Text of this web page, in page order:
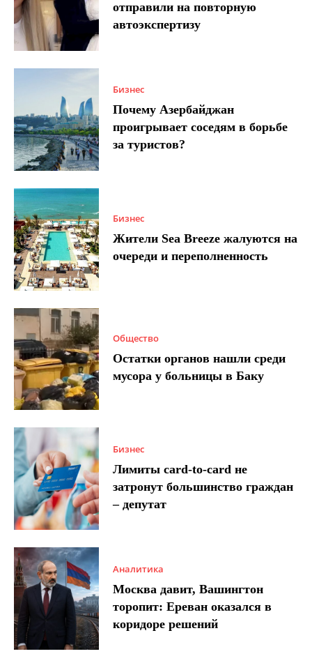
отправили на повторную
автоэкспертизу
Бизнес
Почему Азербайджан
проигрывает соседям в борьбе
за туристов?
Бизнес
Жители Sea Breeze жалуются на
очереди и переполненность
Общество
Остатки органов нашли среди
мусора у больницы в Баку
Бизнес
Лимиты card-to-card не
затронут большинство граждан
– депутат
Аналитика
Москва давит, Вашингтон
торопит: Ереван оказался в
коридоре решений